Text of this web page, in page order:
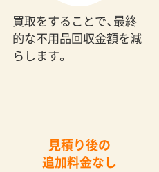
買取をすることで、最終
的な不用品回収金額を減
らします。
見積り後の
追加料金なし